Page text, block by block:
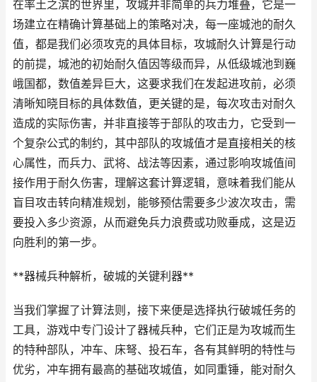
在率土之滨的世界里，攻城并非简单的兵力堆叠，它是一
场建立在精确计算基础上的策略对决，每一座城池的耐久
值，都是我们必须攻克的具体目标，攻城耐久计算是行动
的前提，城池的初始耐久值因等级而异，从低级城池到巍
峨国都，数值差异巨大，这要求我们在发起进攻前，必须
清晰知晓目标的具体数值，更关键的是，每次攻击对耐久
造成的实际伤害，并非直接等于部队的攻击力，它受到一
个复杂公式的制约，其中部队的攻城值才是直接相关的核
心属性，而兵力、武将、战法等因素，通过影响攻城值间
接作用于耐久伤害，理解这套计算逻辑，意味着我们能从
盲目攻击转向精准规划，能够预估需要多少波次攻击，需
要投入多少资源，从而避免兵力浪费或功败垂成，这是迈
向胜利的第一步。
**器械兵种解析，破城的关键利器**
当我们掌握了计算法则，接下来便是选择执行破城任务的
工具，游戏中专门设计了器械兵种，它们正是为攻城而生
的特种部队，冲车、床弩、投石车，各有其鲜明的特性与
优劣，冲车拥有最高的基础攻城值，如同重锤，能对耐久